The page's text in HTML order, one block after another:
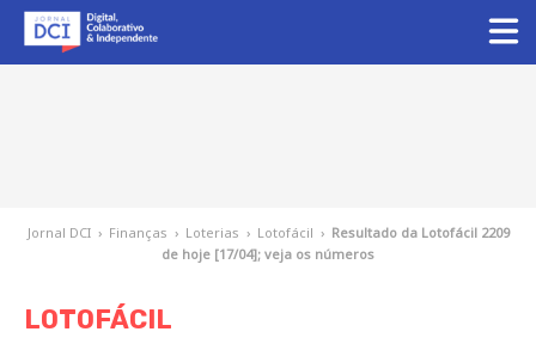
Jornal DCI › Finanças › Loterias › Lotofácil › Resultado da Lotofácil 2209
de hoje [17/04]; veja os números
LOTOFÁCIL